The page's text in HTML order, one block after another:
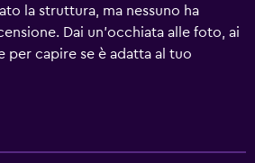
la struttura, ma nessuno ha
Dai un'occhiata alle foto, ai
per capire se è adatta al tuo